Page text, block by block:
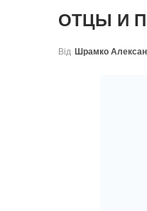
ОТЦЫ И
Від Шрамко